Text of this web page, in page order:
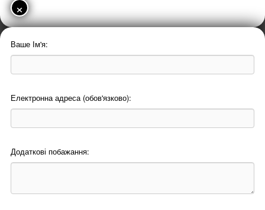
×
Ваше Ім'я:
Електронна адреса (обов'язково):
Додаткові побажання: